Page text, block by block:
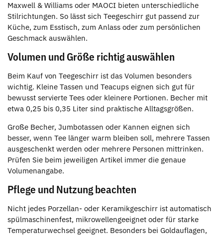
Maxwell & Williams oder MAOCI bieten unterschiedliche
Stilrichtungen. So lässt sich Teegeschirr gut passend zur
Küche, zum Esstisch, zum Anlass oder zum persönlichen
Geschmack auswählen.
Volumen und Größe richtig auswählen
Beim Kauf von Teegeschirr ist das Volumen besonders
wichtig. Kleine Tassen und Teacups eignen sich gut für
bewusst servierte Tees oder kleinere Portionen. Becher mit
etwa 0,25 bis 0,35 Liter sind praktische Alltagsgrößen.
Große Becher, Jumbotassen oder Kannen eignen sich
besser, wenn Tee länger warm bleiben soll, mehrere Tassen
ausgeschenkt werden oder mehrere Personen mittrinken.
Prüfen Sie beim jeweiligen Artikel immer die genaue
Volumenangabe.
Pflege und Nutzung beachten
Nicht jedes Porzellan- oder Keramikgeschirr ist automatisch
spülmaschinenfest, mikrowellengeeignet oder für starke
Temperaturwechsel geeignet. Besonders bei Goldauflagen,